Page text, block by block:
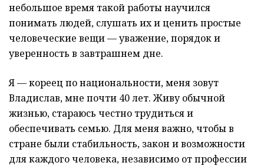
небольшое время такой работы научился
понимать людей, слушать их и ценить простые
человеческие вещи — уважение, порядок и
уверенность в завтрашнем дне.
Я — кореец по национальности, меня зовут
Владислав, мне почти 40 лет. Живу обычной
жизнью, стараюсь честно трудиться и
обеспечивать семью. Для меня важно, чтобы в
стране были стабильность, закон и возможности
для каждого человека, независимо от профессии